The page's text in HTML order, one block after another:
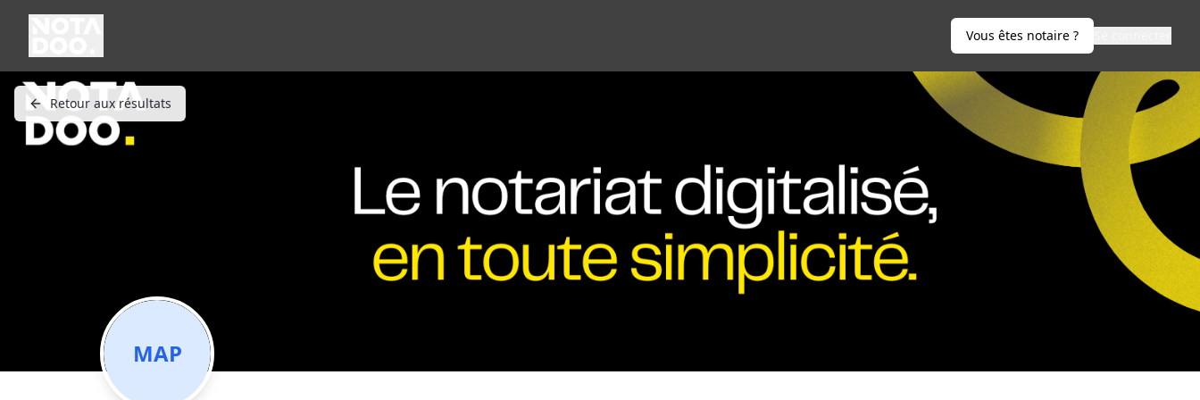
Vous êtes notaire ?
Retour aux résultats
MAP